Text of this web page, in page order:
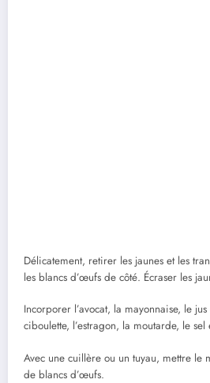
Délicatement, retirer les jaunes et les
les blancs d’œufs de côté. Écraser les
Incorporer l’avocat, la mayonnaise, le
ciboulette, l’estragon, la moutarde, le
Avec une cuillère ou un tuyau, mettre le
de blancs d’œufs.